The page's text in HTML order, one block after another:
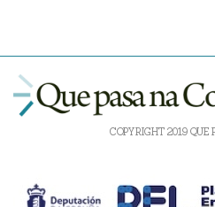
COPYRIGHT 2019 QUE